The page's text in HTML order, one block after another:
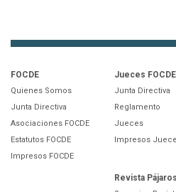
FOCDE
Quienes Somos
Junta Directiva
Asociaciones FOCDE
Estatutos FOCDE
Impresos FOCDE
Jueces FOCDE
Junta Directiva
Reglamento
Jueces
Impresos
Revista Pájaros